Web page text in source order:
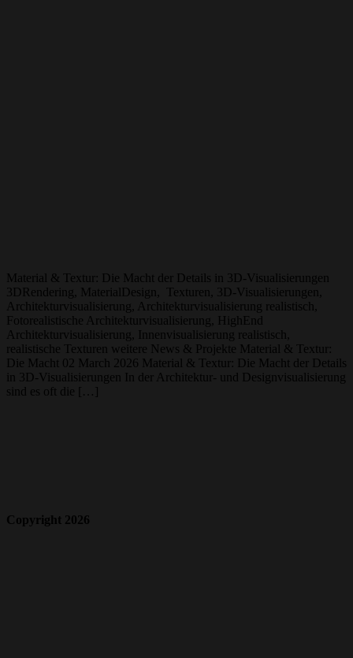
Material & Textur: Die Macht der Details in 3D-Visualisierungen
3DRendering, MaterialDesign, Texturen, 3D-Visualisierungen,
Architekturvisualisierung, Architekturvisualisierung realistisch,
Fotorealistische Architekturvisualisierung, HighEnd
Architekturvisualisierung, Innenvisualisierung realistisch,
realistische Texturen weitere News & Projekte Material & Textur:
Die Macht 02 March 2026 Material & Textur: Die Macht der Details
in 3D-Visualisierungen In der Architektur- und Designvisualisierung
sind es oft die […]
Copyright 2026